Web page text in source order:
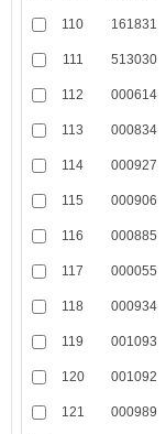
110 161831
111 513030
112 000614
113 000834
114 000927
115 000906
116 000885
117 000055
118 000934
119 001093
120 001092
121 000989